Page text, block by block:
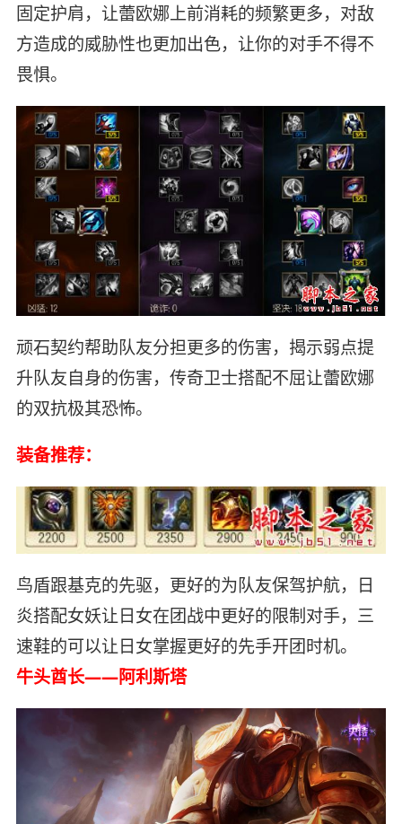
固定护肩，让蕾欧娜上前消耗的频繁更多，对敌
方造成的威胁性也更加出色，让你的对手不得不
畏惧。
顽石契约帮助队友分担更多的伤害，揭示弱点提
升队友自身的伤害，传奇卫士搭配不屈让蕾欧娜
的双抗极其恐怖。
装备推荐：
鸟盾跟基克的先驱，更好的为队友保驾护航，日
炎搭配女妖让日女在团战中更好的限制对手，三
速鞋的可以让日女掌握更好的先手开团时机。
牛头酋长——阿利斯塔